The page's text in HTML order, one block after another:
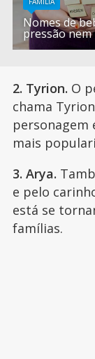
Nomes de
pressão
2. Tyrion. O
chama
personagem
mais
3. Arya.
e pelo
está se
famílias.